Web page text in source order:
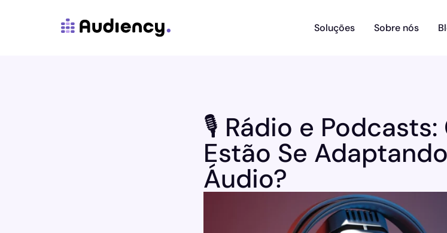
Soluções Sobre nós
🎙️ Rádio e
Estão Se
Áudio?